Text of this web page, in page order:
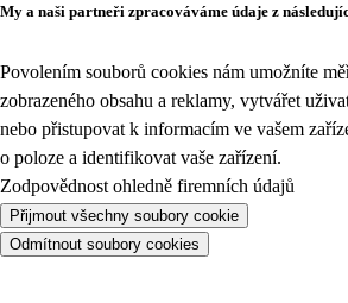
My a naši partneři zpracováváme údaje z
Povolením souborů cookies nám umožníte
zobrazeného obsahu a reklamy, vytvářet
nebo přistupovat k informacím ve vašem
o poloze a identifikovat vaše zařízení.
Zodpovědnost ohledně firemních údajů
Přijmout všechny soubory cookie
Odmítnout soubory cookies